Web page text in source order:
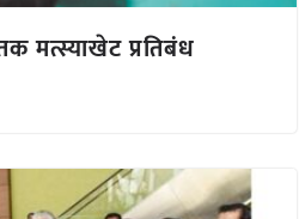
मत्स्याखेट प्रतिबंध